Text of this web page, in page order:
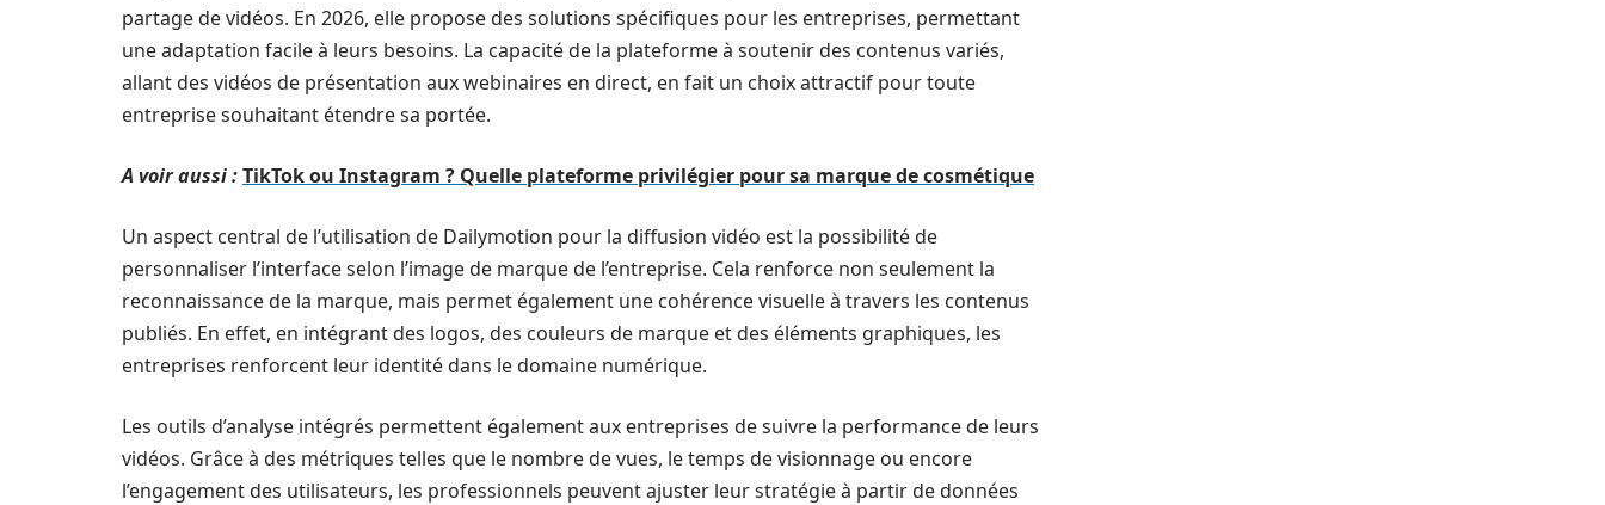
partage de vidéos. En 2026, elle propose des solutions spécifiques pour les entreprises, permettant
une adaptation facile à leurs besoins. La capacité de la plateforme à soutenir des contenus variés,
allant des vidéos de présentation aux webinaires en direct, en fait un choix attractif pour toute
entreprise souhaitant étendre sa portée.
A voir aussi :TikTok ou Instagram ? Quelle plateforme privilégier pour sa marque de cosmétique
Un aspect central de l’utilisation de Dailymotion pour la diffusion vidéo est la possibilité de
personnaliser l’interface selon l’image de marque de l’entreprise. Cela renforce non seulement la
reconnaissance de la marque, mais permet également une cohérence visuelle à travers les contenus
publiés. En effet, en intégrant des logos, des couleurs de marque et des éléments graphiques, les
entreprises renforcent leur identité dans le domaine numérique.
Les outils d’analyse intégrés permettent également aux entreprises de suivre la performance de leurs
vidéos. Grâce à des métriques telles que le nombre de vues, le temps de visionnage ou encore
l’engagement des utilisateurs, les professionnels peuvent ajuster leur stratégie à partir de données